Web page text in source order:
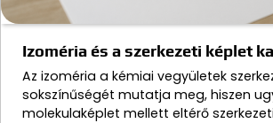
Izoméria és a szerkezeti képlet
Az izoméria a kémiai vegyületek
sokszínűségét mutatja meg, hiszen
molekulaképlet mellett eltérő